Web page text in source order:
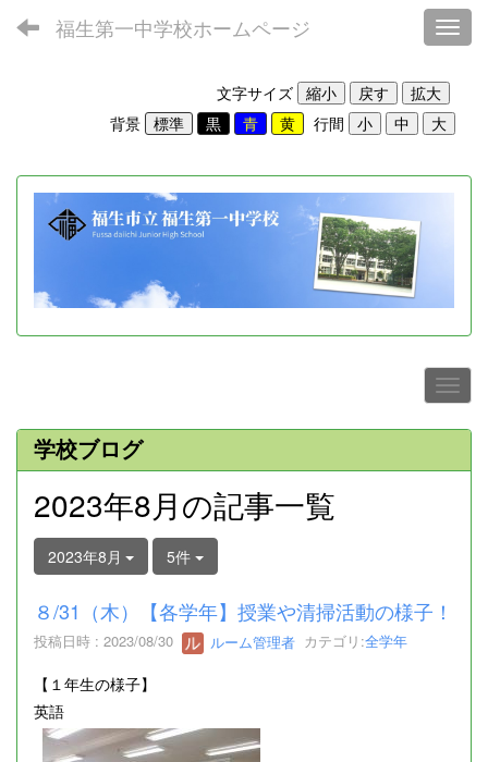
福生第一中学校ホームページ
文字サイズ
背景
行間
学校ブログ
2023年8月の記事一覧
2023年8月 5件
８/31（木）【各学年】授業や清掃活動の様子！
投稿日時 : 2023/08/30 ルーム管理者 カテゴリ:全学年
【１年生の様子】
英語